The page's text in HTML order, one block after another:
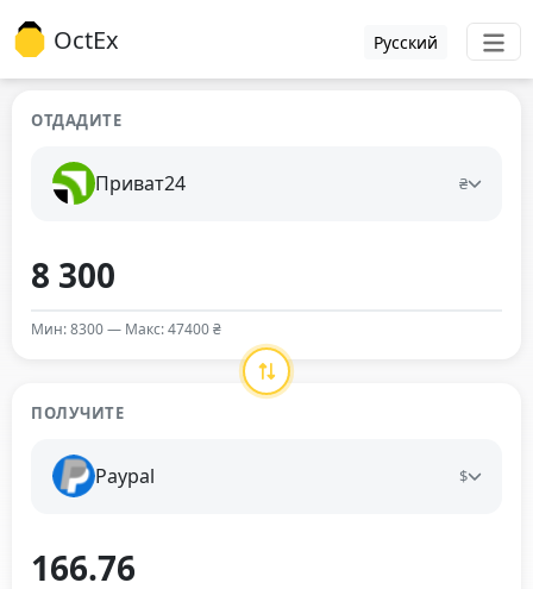
OctEx Русский
ОТДАДИТЕ
Приват24 ₴
Мин: 8300 — Макс: 47400 ₴
ПОЛУЧИТЕ
Paypal $